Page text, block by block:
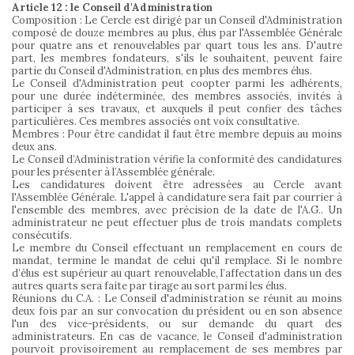
Article 12 : le Conseil d'Administration
Composition : Le Cercle est dirigé par un Conseil d'Administration
composé de douze membres au plus, élus par l'Assemblée Générale
pour quatre ans et renouvelables par quart tous les ans. D'autre
part, les membres fondateurs, s'ils le souhaitent, peuvent faire
partie du Conseil d'Administration, en plus des membres élus.
Le Conseil d'Administration peut coopter parmi les adhérents,
pour une durée indéterminée, des membres associés, invités à
participer à ses travaux, et auxquels il peut confier des tâches
particulières. Ces membres associés ont voix consultative.
Membres : Pour être candidat il faut être membre depuis au moins
deux ans.
Le Conseil d’Administration vérifie la conformité des candidatures
pour les présenter à l’Assemblée générale.
Les candidatures doivent être adressées au Cercle avant
l'Assemblée Générale. L'appel à candidature sera fait par courrier à
l'ensemble des membres, avec précision de la date de l'A.G.. Un
administrateur ne peut effectuer plus de trois mandats complets
consécutifs.
Le membre du Conseil effectuant un remplacement en cours de
mandat, termine le mandat de celui qu'il remplace. Si le nombre
d’élus est supérieur au quart renouvelable, l’affectation dans un des
autres quarts sera faite par tirage au sort parmi les élus.
Réunions du C.A. : Le Conseil d'administration se réunit au moins
deux fois par an sur convocation du président ou en son absence
l'un des vice-présidents, ou sur demande du quart des
administrateurs. En cas de vacance, le Conseil d'administration
pourvoit provisoirement au remplacement de ses membres par